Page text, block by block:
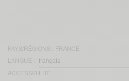
PAYS/RÉGIONS : FRANCE
LANGUE :
ACCESSIBILITÉ